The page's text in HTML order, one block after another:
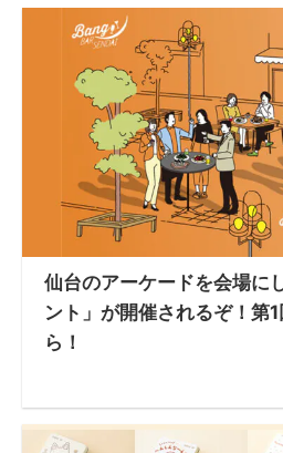
仙台のアーケードを会場に
ント」が開催されるぞ！第
ら！